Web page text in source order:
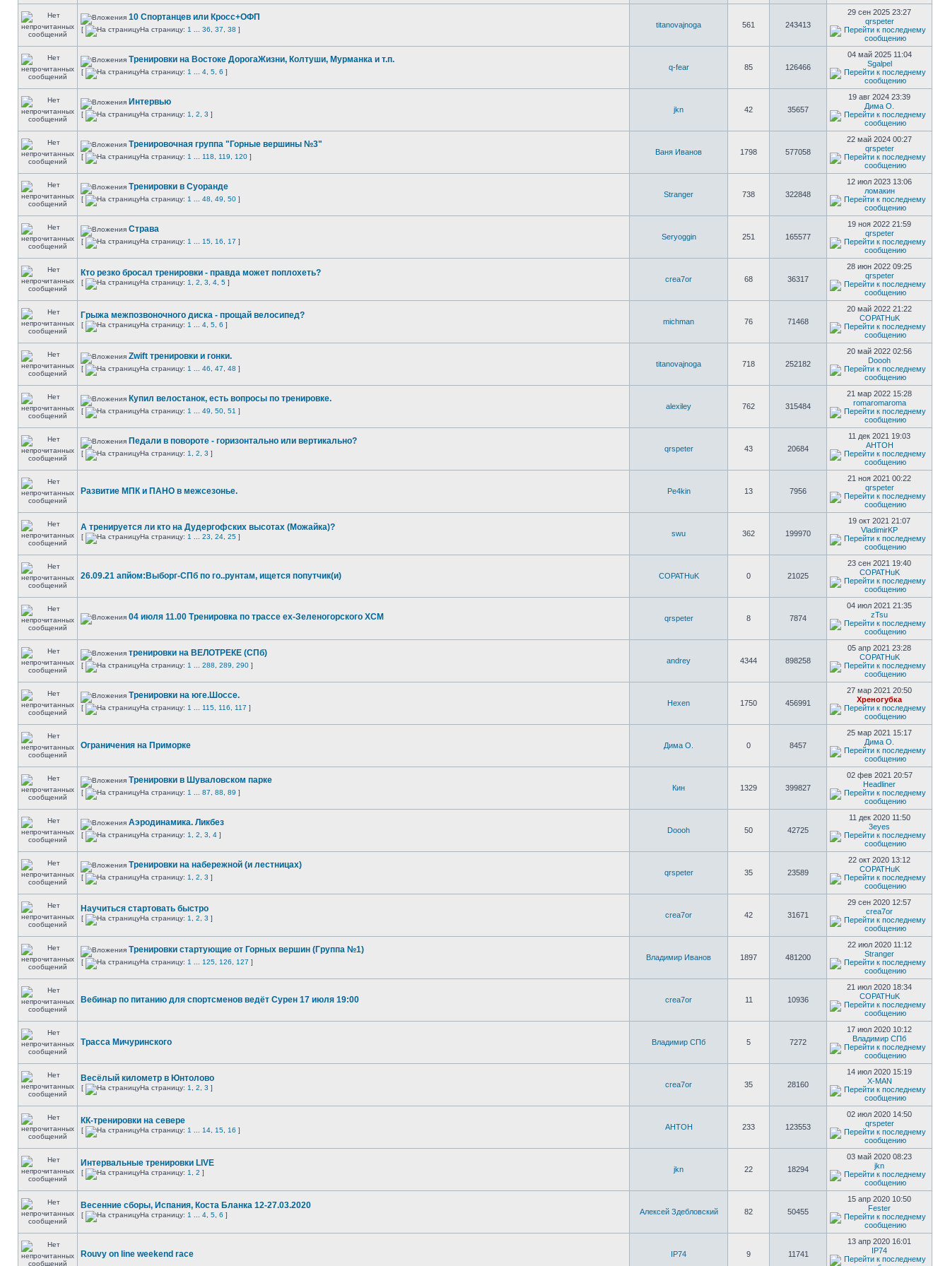
10 Спортанцев или Кросс+ОФП
[ На страницу: 1 36 37 38 ]
titanovajnoga 561 243413
29 сен 2025 23:27
qrspeter
Тренировки на Востоке ДорогаЖизни, Колтуши, Мурманка и т.п.
[ На страницу: 1 4 5 6 ]
q-fear 85 126466
04 май 2025 11:04
Sgalpel
Интервью
[ На страницу: 1 2 3 ]
jkn 42 35657
19 авг 2024 23:39
Дима О.
Тренировочная группа "Горные вершины №3"
[ На страницу: 1 118 119 120 ]
Ваня Иванов 1798 577058
22 май 2024 00:27
qrspeter
Тренировки в Суоранде
[ На страницу: 1 48 49 50 ]
Stranger 738 322848
12 июл 2023 13:06
ломакин
Страва
[ На страницу: 1 15 16 17 ]
Seryoggin 251 165577
19 ноя 2022 21:59
qrspeter
Кто резко бросал тренировки - правда может поплохеть?
[ На страницу: 1 2 3 4 5 ] crea7or 68 36317
28 июн 2022 09:25
qrspeter
Грыжа межпозвоночного диска - прощай велосипед?
[ На страницу: 1 4 5 6 ] michman 76 71468
20 май 2022 21:22
COPATHuK
Zwift тренировки и гонки.
[ На страницу: 1 46 47 48 ]
titanovajnoga 718 252182
20 май 2022 02:56
Doooh
Купил велостанок, есть вопросы по тренировке.
[ На страницу: 1 49 50 51 ]
alexiley 762 315484
21 мар 2022 15:28
romaromaroma
Педали в повороте - горизонтально или вертикально?
[ На страницу: 1 2 3 ]
qrspeter 43 20684
11 дек 2021 19:03
AHTOH
Развитие МПК и ПАНО в межсезонье. Pe4kin 13 7956
21 ноя 2021 00:22
qrspeter
А тренируется ли кто на Дудергофских высотах (Можайка)?
[ На страницу: 1 23 24 25 ] swu 362 199970
19 окт 2021 21:07
VladimirKP
26.09.21 апйом:Выборг-СПб по го..рунтам, ищется попутчик(и) COPATHuK 0 21025
23 сен 2021 19:40
COPATHuK
04 июля 11.00 Тренировка по трассе ех-Зеленогорского ХСМ qrspeter 8 7874
04 июл 2021 21:35
zTsu
тренировки на ВЕЛОТРЕКЕ (СПб)
[ На страницу: 1 288 289 290 ]
andrey 4344 898258
05 апр 2021 23:28
COPATHuK
Тренировки на юге.Шоссе.
[ На страницу: 1 115 116 117 ]
Hexen 1750 456991
27 мар 2021 20:50
Хреногубка
Ограничения на Приморке Дима О. 0 8457
25 мар 2021 15:17
Дима О.
Тренировки в Шуваловском парке
[ На страницу: 1 87 88 89 ]
Кин 1329 399827
02 фев 2021 20:57
Headliner
Аэродинамика. Ликбез
[ На страницу: 1 2 3 4 ]
Doooh 50 42725
11 дек 2020 11:50
3eyes
Тренировки на набережной (и лестницах)
[ На страницу: 1 2 3 ]
qrspeter 35 23589
22 окт 2020 13:12
COPATHuK
Научиться стартовать быстро
[ На страницу: 1 2 3 ] crea7or 42 31671
29 сен 2020 12:57
crea7or
Тренировки стартующие от Горных вершин (Группа №1)
[ На страницу: 1 125 126 127 ]
Владимир Иванов 1897 481200
22 июл 2020 11:12
Stranger
Вебинар по питанию для спортсменов ведёт Сурен 17 июля 19:00 crea7or 11 10936
21 июл 2020 18:34
COPATHuK
Трасса Мичуринского Владимир СПб 5 7272
17 июл 2020 10:12
Владимир СПб
Весёлый километр в Юнтолово
[ На страницу: 1 2 3 ] crea7or 35 28160
14 июл 2020 15:19
X-MAN
КК-тренировки на севере
[ На страницу: 1 14 15 16 ] AHTOH 233 123553
02 июл 2020 14:50
qrspeter
Интервальные тренировки LIVE
[ На страницу: 1 2 ] jkn 22 18294
03 май 2020 08:23
jkn
Весенние сборы, Испания, Коста Бланка 12-27.03.2020
[ На страницу: 1 4 5 6 ] Алексей Здебловский 82 50455
15 апр 2020 10:50
Fester
Rouvy on line weekend race IP74 9 11741
13 апр 2020 16:01
IP74